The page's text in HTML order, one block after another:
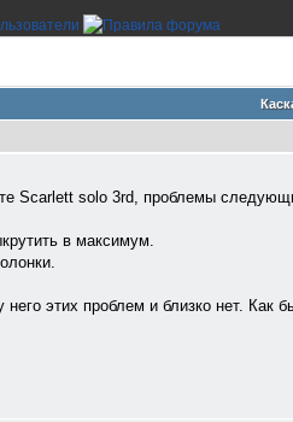
Scarlett solo 3rd, проблемы
в максимум.
этих проблем и близко нет. Как